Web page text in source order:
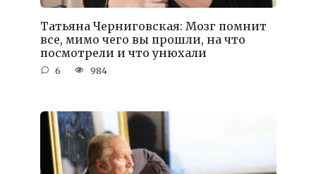
Татьяна Черниговская: Мозг помнит
все, мимо чего вы прошли, на что
посмотрели и что унюхали
6 984